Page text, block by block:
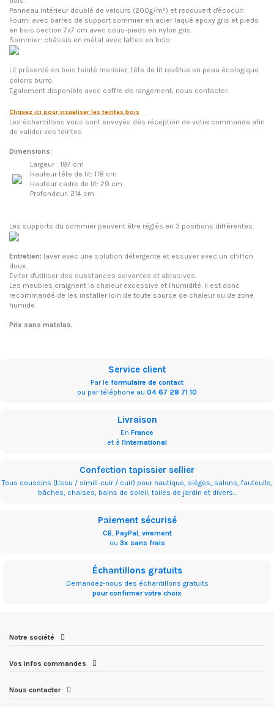
Panneau intérieur doublé de velours (200g/m²) et recouvert d'écocuir.
Fourni avec barres de support sommier en acier laqué epoxy gris et pieds
en bois section 7x7 cm avec sous-pieds en nylon gris.
Sommier: châssis en métal avec lattes en bois:
Lit présenté en bois teinté merisier, tête de lit revêtue en peau écologique
coloris burro.
Egalement disponible avec coffre de rangement, nous contacter.
Cliquez ici pour visualiser les teintes bois
Les échantillons vous sont envoyés dès réception de votre commande afin
de valider vos teintes.
Dimensions:
Largeur : 197 cm
Hauteur tête de lit: 118 cm
Hauteur cadre de lit: 29 cm
Profondeur: 214 cm
Les supports du sommier peuvent être réglés en 3 positions différentes.
Entretien: laver avec une solution détergente et essuyer avec un chiffon
doux.
Eviter d'utiliser des substances solvantes et abrasives.
Les meubles craignent la chaleur excessive et l'humidité. Il est donc
recommandé de les installer loin de toute source de chaleur ou de zone
humide.
Prix sans matelas.
Service client
Par le formulaire de contact
ou par téléphone au 04 67 28 71 10
Livraison
En France
et à l'International
Confection tapissier sellier
Tous coussins (tissu / simili-cuir / cuir) pour nautique, sièges, salons, fauteuils,
bâches, chaises, bains de soleil, toiles de jardin et divers...
Paiement sécurisé
CB, PayPal, virement
ou 3x sans frais
Échantillons gratuits
Demandez-nous des échantillons gratuits
pour confirmer votre choix
Notre société
Vos infos commandes
Nous contacter